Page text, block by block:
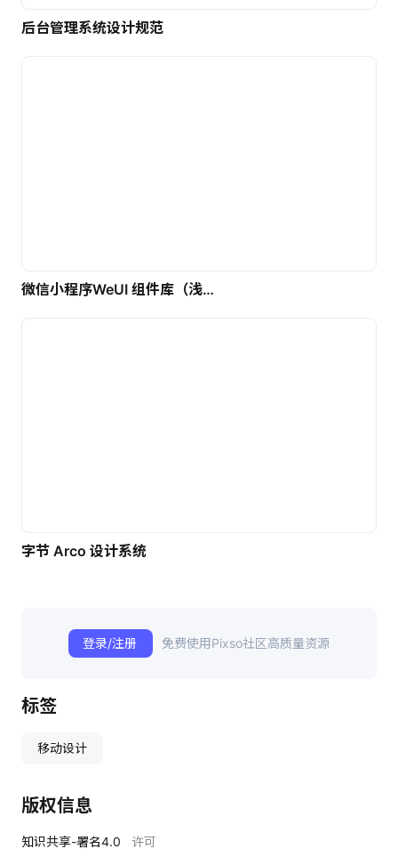
后台管理系统设计规范
微信小程序WeUI 组件库（浅色）| 免费UI设计素材
字节 Arco 设计系统
登录/注册 免费使用Pixso社区高质量资源
标签
移动设计
版权信息
知识共享-署名4.0 许可